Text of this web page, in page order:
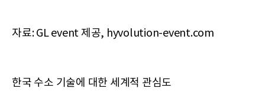
자료: GL event 제공, hyvolution-event.com
한국 수소 기술에 대한 세계적 관심도